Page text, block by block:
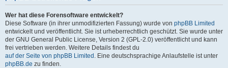
Wer hat diese Forensoftware entwickelt?
Diese Software (in ihrer unmodifizierten Fassung) wurde von phpBB Limited
entwickelt und veröffentlicht. Sie ist urheberrechtlich geschützt. Sie wurde unter
der GNU General Public License, Version 2 (GPL-2.0) veröffentlicht und kann
frei vertrieben werden. Weitere Details findest du
auf der Seite von phpBB Limited . Eine deutschsprachige Anlaufstelle ist unter
phpBB.de zu finden.